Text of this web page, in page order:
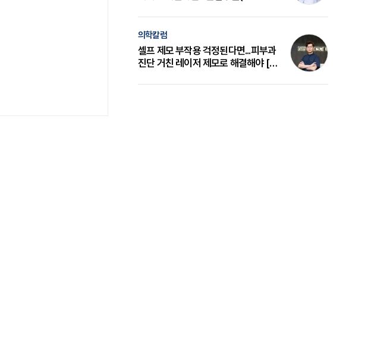
의학칼럼
셀프 제모 부작용 걱정된다면...피부과
진단 거친 레이저 제모로 해결해야 [변